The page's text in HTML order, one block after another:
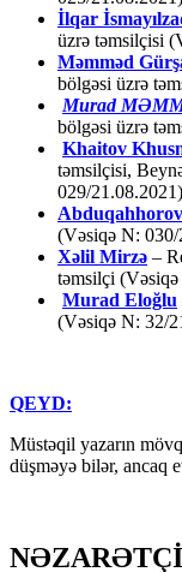
İlqar
üzrə təmsilçisi
Məmməd
bölgəsi üzrə
Murad
bölgəsi üzrə
Khaitov
təmsilçisi,
029/21.08.2021)
(Vəsiqə N:
Xəlil Mirzə –
təmsilçi
Murad Eloğlu
(Vəsiqə N: 32/
QEYD:
Müstəqil yazarın
düşməyə bilər, ancaq
NƏZARƏTÇİ